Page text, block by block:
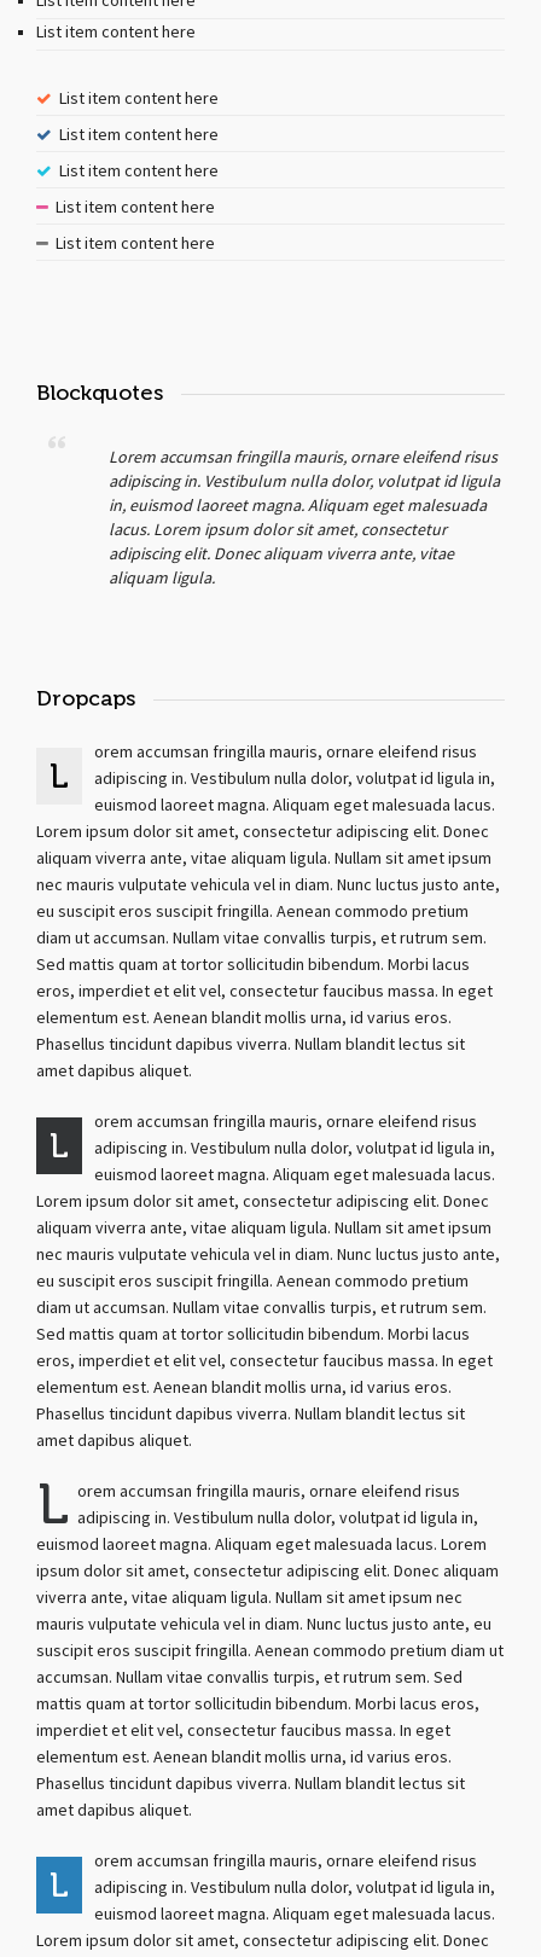
List item content here
List item content here
List item content here
List item content here
List item content here
List item content here
Blockquotes
Lorem accumsan fringilla mauris, ornare eleifend risus
adipiscing in. Vestibulum nulla dolor, volutpat id ligula
in, euismod laoreet magna. Aliquam eget malesuada
lacus. Lorem ipsum dolor sit amet, consectetur
adipiscing elit. Donec aliquam viverra ante, vitae
aliquam ligula.
Dropcaps
L
orem accumsan fringilla mauris, ornare eleifend risus
adipiscing in. Vestibulum nulla dolor, volutpat id ligula in,
euismod laoreet magna. Aliquam eget malesuada lacus.
Lorem ipsum dolor sit amet, consectetur adipiscing elit. Donec
aliquam viverra ante, vitae aliquam ligula. Nullam sit amet ipsum
nec mauris vulputate vehicula vel in diam. Nunc luctus justo ante,
eu suscipit eros suscipit fringilla. Aenean commodo pretium
diam ut accumsan. Nullam vitae convallis turpis, et rutrum sem.
Sed mattis quam at tortor sollicitudin bibendum. Morbi lacus
eros, imperdiet et elit vel, consectetur faucibus massa. In eget
elementum est. Aenean blandit mollis urna, id varius eros.
Phasellus tincidunt dapibus viverra. Nullam blandit lectus sit
amet dapibus aliquet.
L
orem accumsan fringilla mauris, ornare eleifend risus
adipiscing in. Vestibulum nulla dolor, volutpat id ligula in,
euismod laoreet magna. Aliquam eget malesuada lacus.
Lorem ipsum dolor sit amet, consectetur adipiscing elit. Donec
aliquam viverra ante, vitae aliquam ligula. Nullam sit amet ipsum
nec mauris vulputate vehicula vel in diam. Nunc luctus justo ante,
eu suscipit eros suscipit fringilla. Aenean commodo pretium
diam ut accumsan. Nullam vitae convallis turpis, et rutrum sem.
Sed mattis quam at tortor sollicitudin bibendum. Morbi lacus
eros, imperdiet et elit vel, consectetur faucibus massa. In eget
elementum est. Aenean blandit mollis urna, id varius eros.
Phasellus tincidunt dapibus viverra. Nullam blandit lectus sit
amet dapibus aliquet.
L orem accumsan fringilla mauris, ornare eleifend risus
adipiscing in. Vestibulum nulla dolor, volutpat id ligula in,
euismod laoreet magna. Aliquam eget malesuada lacus. Lorem
ipsum dolor sit amet, consectetur adipiscing elit. Donec aliquam
viverra ante, vitae aliquam ligula. Nullam sit amet ipsum nec
mauris vulputate vehicula vel in diam. Nunc luctus justo ante, eu
suscipit eros suscipit fringilla. Aenean commodo pretium diam ut
accumsan. Nullam vitae convallis turpis, et rutrum sem. Sed
mattis quam at tortor sollicitudin bibendum. Morbi lacus eros,
imperdiet et elit vel, consectetur faucibus massa. In eget
elementum est. Aenean blandit mollis urna, id varius eros.
Phasellus tincidunt dapibus viverra. Nullam blandit lectus sit
amet dapibus aliquet.
L
orem accumsan fringilla mauris, ornare eleifend risus
adipiscing in. Vestibulum nulla dolor, volutpat id ligula in,
euismod laoreet magna. Aliquam eget malesuada lacus.
Lorem ipsum dolor sit amet, consectetur adipiscing elit. Donec